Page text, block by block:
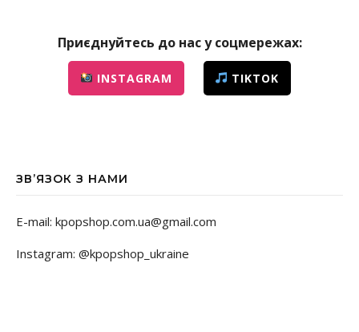
Приєднуйтесь до нас у соцмережах:
INSTAGRAM TIKTOK
ЗВ’ЯЗОК З НАМИ
E-mail: kpopshop.com.ua@gmail.com
Instagram: @kpopshop_ukraine